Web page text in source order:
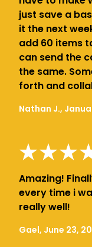
just save a
it the next
add 60 items
can send the
the same.
forth and
Nathan J.,
Amazing!
every time i
really well!
Gael, June 23,